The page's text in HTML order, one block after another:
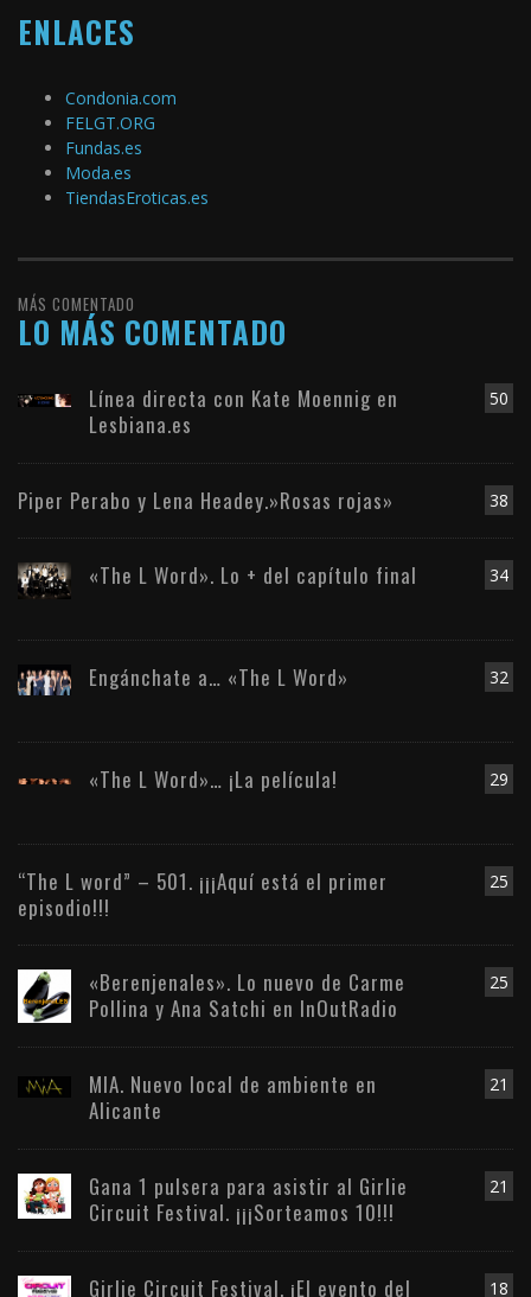
ENLACES
Condonia.com
FELGT.ORG
Fundas.es
Moda.es
TiendasEroticas.es
MÁS COMENTADO
LO MÁS COMENTADO
50
Línea directa con Kate Moennig en
Lesbiana.es
38
Piper Perabo y Lena Headey.»Rosas rojas»
34
«The L Word». Lo + del capítulo final
32
Engánchate a… «The L Word»
29
«The L Word»… ¡La película!
25
“The L word” – 501. ¡¡¡Aquí está el primer
episodio!!!
25
«Berenjenales». Lo nuevo de Carme
Pollina y Ana Satchi en InOutRadio
21
MIA. Nuevo local de ambiente en
Alicante
21
Gana 1 pulsera para asistir al Girlie
Circuit Festival. ¡¡¡Sorteamos 10!!!
18
Girlie Circuit Festival. ¡El evento del